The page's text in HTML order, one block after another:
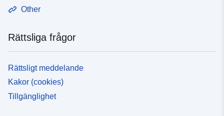
Other
Rättsliga frågor
Rättsligt meddelande
Kakor (cookies)
Tillgänglighet